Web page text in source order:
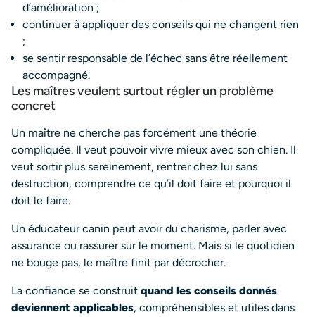
d’amélioration ;
continuer à appliquer des conseils qui ne changent rien
;
se sentir responsable de l’échec sans être réellement
accompagné.
Les maîtres veulent surtout régler un problème
concret
Un maître ne cherche pas forcément une théorie
compliquée. Il veut pouvoir vivre mieux avec son chien. Il
veut sortir plus sereinement, rentrer chez lui sans
destruction, comprendre ce qu’il doit faire et pourquoi il
doit le faire.
Un éducateur canin peut avoir du charisme, parler avec
assurance ou rassurer sur le moment. Mais si le quotidien
ne bouge pas, le maître finit par décrocher.
La confiance se construit quand les conseils donnés
deviennent applicables, compréhensibles et utiles dans